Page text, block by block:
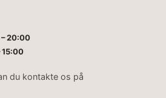
20:00
du kontakte os på